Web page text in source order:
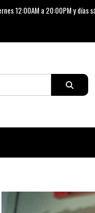
12:00AM a 20:00PM y